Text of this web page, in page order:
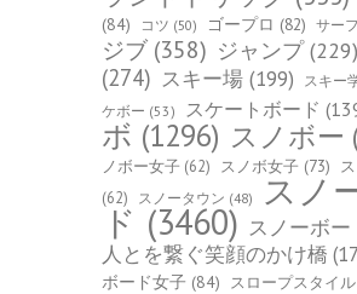
(84)
コツ (50) ゴープロ (82) サー
ジブ (358) ジャンプ(229)
(274) スキー場 (199) スキー
ケボー (53) スケートボード
ボ (1296) スノボー
ノボー女子 (62) スノボ女子 (73)
(62)
スノータウン (48) スノ
ド (3460) スノーボー
人とを繋ぐ笑顔のかけ橋
ボード女子 (84) スロープスタイル